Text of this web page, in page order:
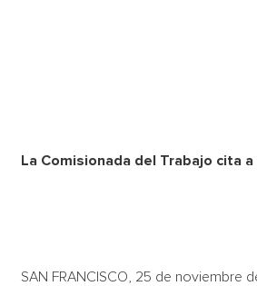
La Comisionada del Trabajo cita
SAN FRANCISCO, 25 de noviembre